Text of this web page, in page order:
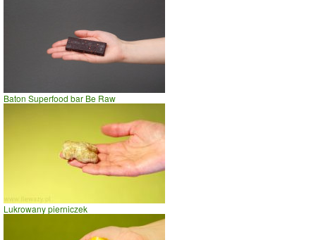
Baton Superfood bar Be Raw
Lukrowany pierniczek